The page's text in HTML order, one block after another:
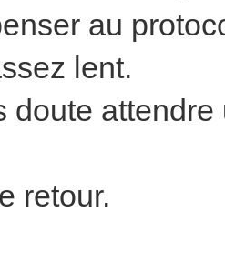
au
lent.
doute
retour.